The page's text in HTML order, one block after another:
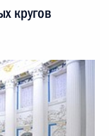
кругов